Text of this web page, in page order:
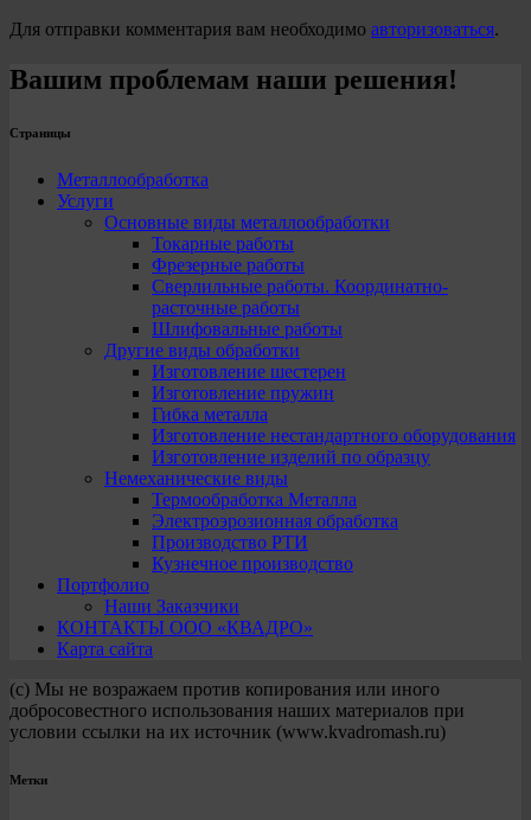
Для отправки комментария вам необходимо авторизоваться.
Вашим проблемам наши решения!
Страницы
Металлообработка
Услуги
Основные виды металлообработки
Токарные работы
Фрезерные работы
Сверлильные работы. Координатно-
расточные работы
Шлифовальные работы
Другие виды обработки
Изготовление шестерен
Изготовление пружин
Гибка металла
Изготовление нестандартного оборудования
Изготовление изделий по образцу
Немеханические виды
Термообработка Металла
Электроэрозионная обработка
Производство РТИ
Кузнечное производство
Портфолио
Наши Заказчики
КОНТАКТЫ ООО «КВАДРО»
Карта сайта
(с) Мы не возражаем против копирования или иного
добросовестного использования наших материалов при
условии ссылки на их источник (www.kvadromash.ru)
Метки